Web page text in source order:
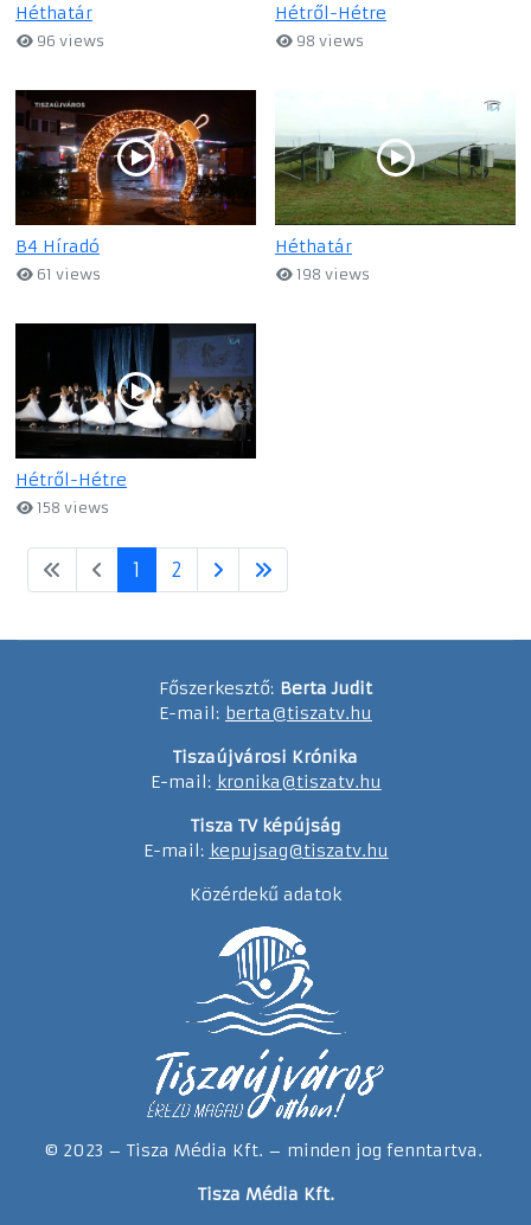
Héthatár
96 views
Hétről-Hétre
98 views
B4 Híradó
61 views
Héthatár
198 views
Hétről-Hétre
158 views
1 2
Főszerkesztő: Berta Judit
E-mail: berta@tiszatv.hu
Tiszaújvárosi Krónika
E-mail: kronika@tiszatv.hu
Tisza TV képújság
E-mail: kepujsag@tiszatv.hu
Közérdekű adatok
© 2023 – Tisza Média Kft. – minden jog fenntartva.
Tisza Média Kft.